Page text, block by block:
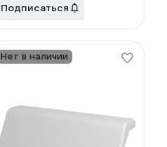
Подписаться
Нет в наличии